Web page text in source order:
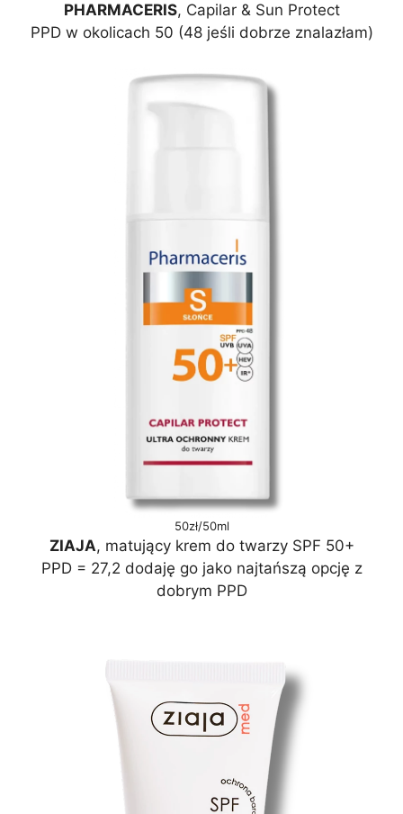
PHARMACERIS, Capilar & Sun Protect
PPD w okolicach 50 (48 jeśli dobrze znalazłam)
50zł/50ml
ZIAJA, matujący krem do twarzy SPF 50+
PPD = 27,2 dodaję go jako najtańszą opcję z
dobrym PPD